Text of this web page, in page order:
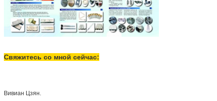
Свяжитесь со мной сейчас:
Вивиан Цзян.